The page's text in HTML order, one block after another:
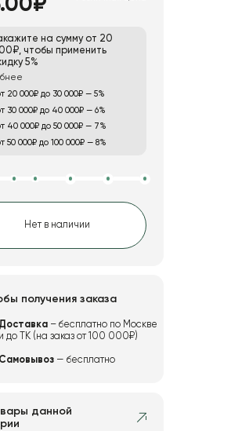
на сумму от 20
чтобы применить
5%
20 000₽ до 30 000₽ — 5%
30 000₽ до 40 000₽ — 6%
40 000₽ до 50 000₽ — 7%
50 000₽ до 100 000₽ — 8%
Нет в наличии
получения заказа
Доставка– бесплатно по Москве
и до ТК (на заказ от 100 000₽)
Самовывоз— бесплатно
данной